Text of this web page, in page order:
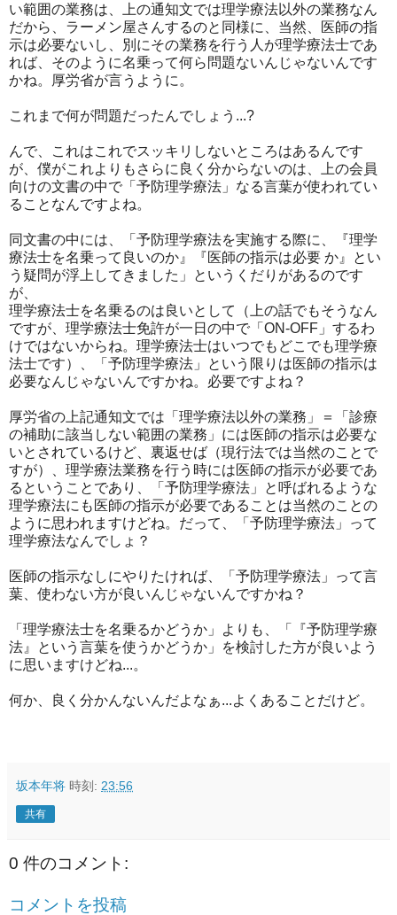
い範囲の業務は、上の通知文では理学療法以外の業務なん
だから、ラーメン屋さんするのと同様に、当然、医師の指
示は必要ないし、別にその業務を行う人が理学療法士であ
れば、そのように名乗って何ら問題ないんじゃないんです
かね。厚労省が言うように。
これまで何が問題だったんでしょう...?
んで、これはこれでスッキリしないところはあるんです
が、僕がこれよりもさらに良く分からないのは、上の会員
向けの文書の中で「予防理学療法」なる言葉が使われてい
ることなんですよね。
同文書の中には、「予防理学療法を実施する際に、『理学
療法士を名乗って良いのか』『医師の指示は必要 か』とい
う疑問が浮上してきました」というくだりがあるのです
が、
理学療法士を名乗るのは良いとして（上の話でもそうなん
ですが、理学療法士免許が一日の中で「ON-OFF」するわ
けではないからね。理学療法士はいつでもどこでも理学療
法士です）、「予防理学療法」という限りは医師の指示は
必要なんじゃないんですかね。必要ですよね？
厚労省の上記通知文では「理学療法以外の業務」＝「診療
の補助に該当しない範囲の業務」には医師の指示は必要な
いとされているけど、裏返せば（現行法では当然のことで
すが）、理学療法業務を行う時には医師の指示が必要であ
るということであり、「予防理学療法」と呼ばれるような
理学療法にも医師の指示が必要であることは当然のことの
ように思われますけどね。だって、「予防理学療法」って
理学療法なんでしょ？
医師の指示なしにやりたければ、「予防理学療法」って言
葉、使わない方が良いんじゃないんですかね？
「理学療法士を名乗るかどうか」よりも、「『予防理学療
法』という言葉を使うかどうか」を検討した方が良いよう
に思いますけどね...。
何か、良く分かんないんだよなぁ...よくあることだけど。
坂本年将 時刻: 23:56
共有
0 件のコメント:
コメントを投稿